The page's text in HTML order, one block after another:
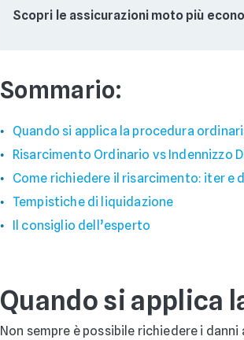
Scopri le assicurazioni moto più
Sommario:
Quando si applica la procedura
Risarcimento Ordinario vs Indennizzo
Come richiedere il risarcimento: iter e
Tempistiche di liquidazione
Il consiglio dell’esperto
Quando si applica
Non sempre è possibile richiedere i